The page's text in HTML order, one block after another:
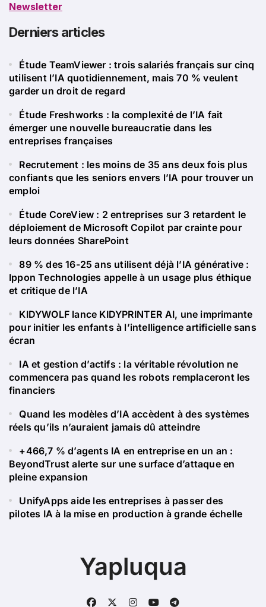
Newsletter
Derniers articles
Étude TeamViewer : trois salariés français sur cinq
utilisent l’IA quotidiennement, mais 70 % veulent
garder un droit de regard
Étude Freshworks : la complexité de l’IA fait
émerger une nouvelle bureaucratie dans les
entreprises françaises
Recrutement : les moins de 35 ans deux fois plus
confiants que les seniors envers l’IA pour trouver un
emploi
Étude CoreView : 2 entreprises sur 3 retardent le
déploiement de Microsoft Copilot par crainte pour
leurs données SharePoint
89 % des 16-25 ans utilisent déjà l’IA générative :
Ippon Technologies appelle à un usage plus éthique
et critique de l’IA
KIDYWOLF lance KIDYPRINTER AI, une imprimante
pour initier les enfants à l’intelligence artificielle sans
écran
IA et gestion d’actifs : la véritable révolution ne
commencera pas quand les robots remplaceront les
financiers
Quand les modèles d’IA accèdent à des systèmes
réels qu’ils n’auraient jamais dû atteindre
+466,7 % d’agents IA en entreprise en un an :
BeyondTrust alerte sur une surface d’attaque en
pleine expansion
UnifyApps aide les entreprises à passer des
pilotes IA à la mise en production à grande échelle
Yapluqua